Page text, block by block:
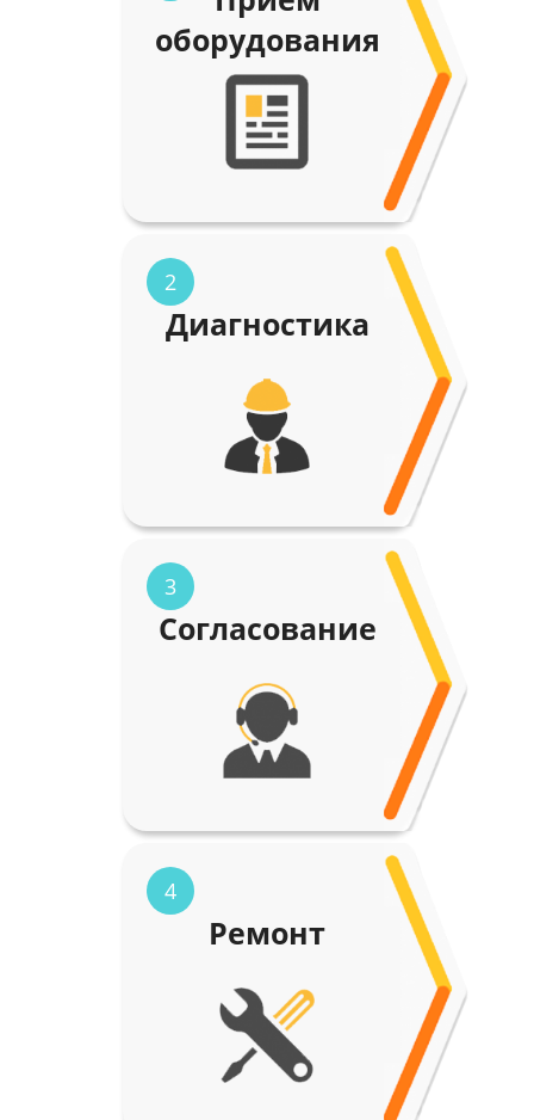
оборудования
2
Диагностика
3
Согласование
4
Ремонт